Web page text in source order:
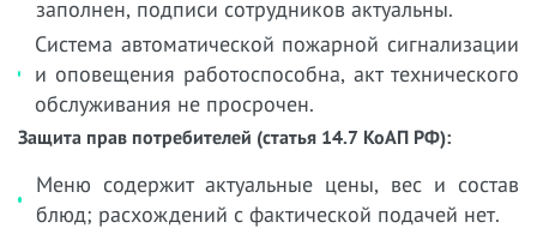
заполнен, подписи сотрудников актуальны.
Система автоматической пожарной сигнализации
и оповещения работоспособна, акт технического
обслуживания не просрочен.
Защита прав потребителей (статья 14.7 КоАП РФ):
Меню содержит актуальные цены, вес и состав
блюд; расхождений с фактической подачей нет.